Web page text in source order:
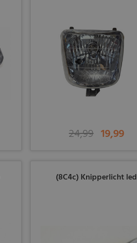
24,99 19,99
(8C4c) Knipperlicht led